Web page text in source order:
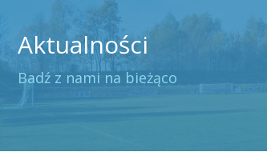
Aktualności
Badź z nami na bieżąco
Jesteś tutaj: